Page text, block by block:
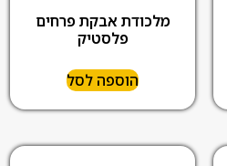
מלכודת אבקת פרחים
פלסטיק
הוספה לסל